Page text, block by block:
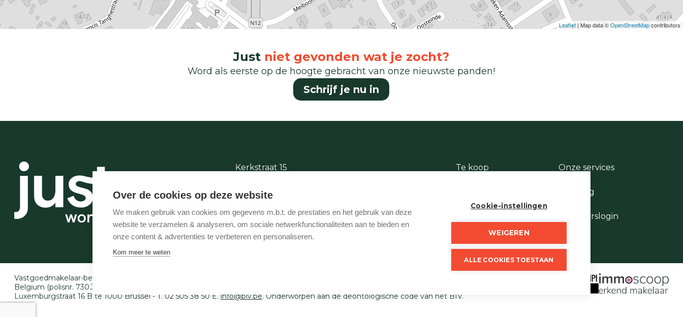
Leaflet | Map data ©OpenStreetMapcontributors
Just niet gevonden wat je zocht?
Word als eerste op de hoogte gebracht van onze nieuwste panden!
Schrijf je nu in
Kerkstraat 15
info@justwonen.be
Te koop
Stukje geschiedenis
Onze services
Te vroeg
Eigenaarslogin
Vastgoedmakelaar-bemiddelaar BIV België BIV 507.005 - Ondernemingsnummer BTW-BE 0540 695 222 - Verzekering BA en borgstelling via NV AXA
Belgium (polisnr. 730.390.160) - Derdenrekening: BE97 1431 0000 1849. Toezichthoudende autoriteit: Beroepsinstituut van Vastgoedmakelaars,
Luxemburgstraat 16 B te 1000 Brussel - T. 02 505 38 50 E. info@biv.be. Onderworpen aan de deontologische code van het BIV.
Over de cookies op deze website
We maken gebruik van cookies om gegevens m.b.t. de prestaties en het gebruik van deze
website te verzamelen & analyseren, om sociale netwerkfunctionaliteiten aan te bieden en
onze content & advertenties te verbeteren en personaliseren.
Kom meer te weten
Cookie-instellingen
WEIGEREN
ALLE COOKIES TOESTAAN